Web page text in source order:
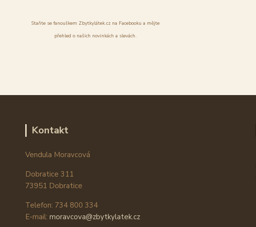
Staňte se fanouškem Zbytkylátek.cz na Facebooku a mějte
přehled o našich novinkách a slevách.
Kontakt
Vendula Moravcová
Dobratice 311
73951 Dobratice
Telefon: 734 800 334
E-mail: moravcova@zbytkylatek.cz